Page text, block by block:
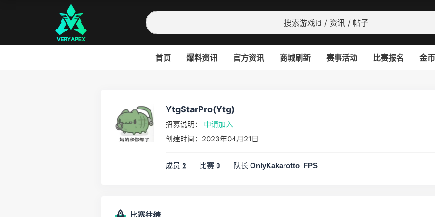
首页 爆料资讯 官方资讯 商城刷新 赛事活动 比赛报名 金
YtgStarPro(Ytg)
招募说明： 申请加入
创建时间：2023年04月21日
成员 2 比赛 0 队长 OnlyKakarotto_FPS
比赛往绩